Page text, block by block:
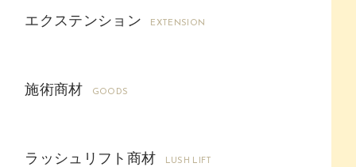
エクステンション EXTENSION
施術商材 GOODS
ラッシュリフト商材 LUSH LIFT